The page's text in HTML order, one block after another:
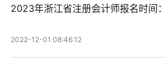
2023年浙江省注册会计师报名时间
2022-12-01 08:46:12